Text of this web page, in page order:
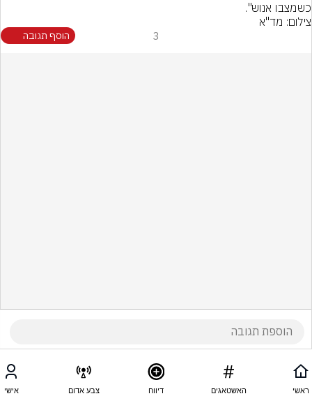
כשמצבו אנוש".
צילום: מד"א
3 הוסף תגובה
ראשי האשטאגים דיווח צבע אדום אישי